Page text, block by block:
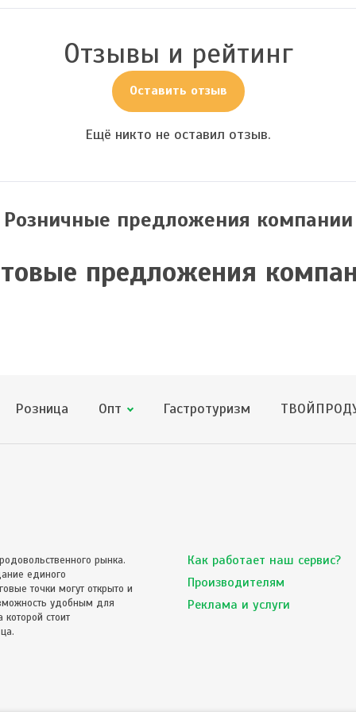
Отзывы и рейтинг
Оставить отзыв
Ещё никто не оставил отзыв.
Розничные предложения компании
предложения
Розница Опт Гастротуризм
рынка.
единого
точки могут открыто и
удобным для
стоит
Как работает наш сервис?
Производителям
Реклама и услуги